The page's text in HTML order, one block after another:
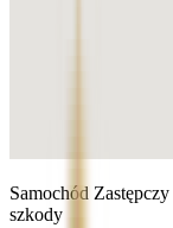
Samochód
szkody